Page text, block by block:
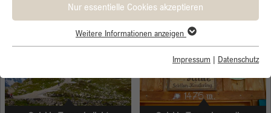
Nur essentielle Cookies akzeptieren
Essentielle Cookies werden für grundlegende Funktionen der
einwandfrei funktioniert.
Name cookie_optin
Cookie-Informationen anzeigen
Weitere Informationen anzeigen
Impressum | Datenschutz